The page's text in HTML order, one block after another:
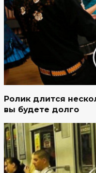
Ролик длится
вы будете долго